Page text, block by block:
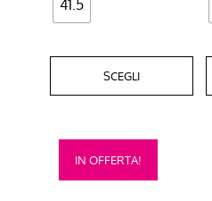
41.5
SCEGLI
IN OFFERTA!
Questo
prodotto